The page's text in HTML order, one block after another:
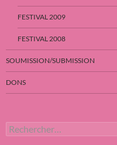
FESTIVAL 2009
FESTIVAL 2008
SOUMISSION/SUBMISSION
DONS
Rechercher :